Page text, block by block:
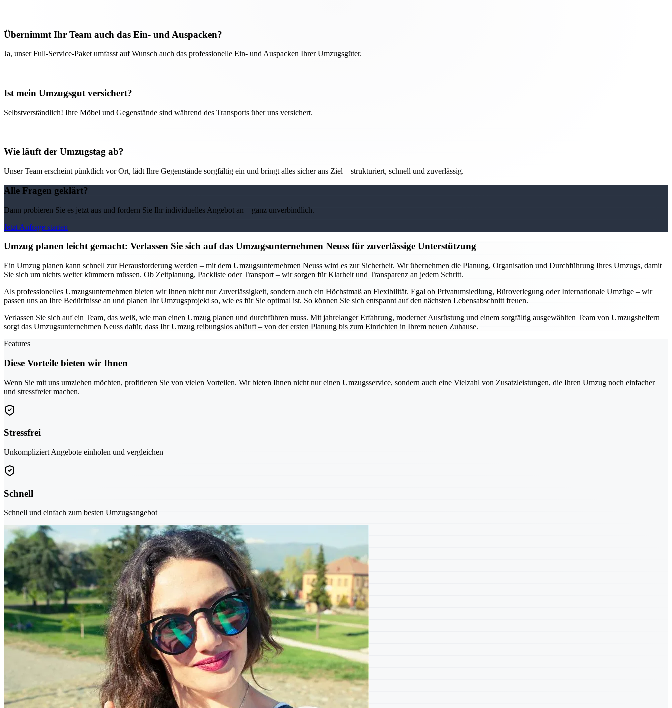
Übernimmt Ihr Team auch das Ein- und Auspacken?
Ja, unser Full-Service-Paket umfasst auf Wunsch auch das professionelle Ein- und Auspacken Ihrer Umzugsgüter.
Ist mein Umzugsgut versichert?
Selbstverständlich! Ihre Möbel und Gegenstände sind während des Transports über uns versichert.
Wie läuft der Umzugstag ab?
Unser Team erscheint pünktlich vor Ort, lädt Ihre Gegenstände sorgfältig ein und bringt alles sicher ans Ziel – strukturiert, schnell und zuverlässig.
Alle Fragen geklärt?
Dann probieren Sie es jetzt aus und fordern Sie Ihr individuelles Angebot an – ganz unverbindlich.
Jetzt Anfrage starten
Umzug planen leicht gemacht: Verlassen Sie sich auf das Umzugsunternehmen Neuss für zuverlässige Unterstützung
Ein Umzug planen kann schnell zur Herausforderung werden – mit dem Umzugsunternehmen Neuss wird es zur Sicherheit. Wir übernehmen die Planung, Organisation und Durchführung Ihres Umzugs, damit
Sie sich um nichts weiter kümmern müssen. Ob Zeitplanung, Packliste oder Transport – wir sorgen für Klarheit und Transparenz an jedem Schritt.
Als professionelles Umzugsunternehmen bieten wir Ihnen nicht nur Zuverlässigkeit, sondern auch ein Höchstmaß an Flexibilität. Egal ob Privatumsiedlung, Büroverlegung oder Internationale Umzüge – wir
passen uns an Ihre Bedürfnisse an und planen Ihr Umzugsprojekt so, wie es für Sie optimal ist. So können Sie sich entspannt auf den nächsten Lebensabschnitt freuen.
Verlassen Sie sich auf ein Team, das weiß, wie man einen Umzug planen und durchführen muss. Mit jahrelanger Erfahrung, moderner Ausrüstung und einem sorgfältig ausgewählten Team von Umzugshelfern
sorgt das Umzugsunternehmen Neuss dafür, dass Ihr Umzug reibungslos abläuft – von der ersten Planung bis zum Einrichten in Ihrem neuen Zuhause.
Features
Diese Vorteile bieten wir Ihnen
Wenn Sie mit uns umziehen möchten, profitieren Sie von vielen Vorteilen. Wir bieten Ihnen nicht nur einen Umzugsservice, sondern auch eine Vielzahl von Zusatzleistungen, die Ihren Umzug noch einfacher
und stressfreier machen.
Stressfrei
Unkompliziert Angebote einholen und vergleichen
Schnell
Schnell und einfach zum besten Umzugsangebot